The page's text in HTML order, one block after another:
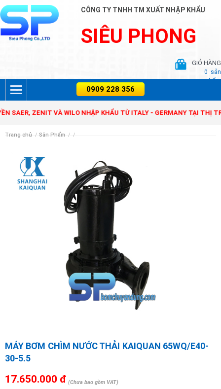
CÔNG TY TNHH TM XUẤT NHẬP KHẨU
SIÊU PHONG
GIỎ HÀNG
0 sản
phẩm
ZENIT VÀ WILO NHẬP KHẨU TỪ ITALY - GERMANY TẠI THỊ
Trang chủ / Sản Phẩm / /
MÁY BƠM CHÌM NƯỚC THẢI KAIQUAN 65WQ/E40-
30-5.5
17.650.000 đ (Chưa bao gồm VAT)